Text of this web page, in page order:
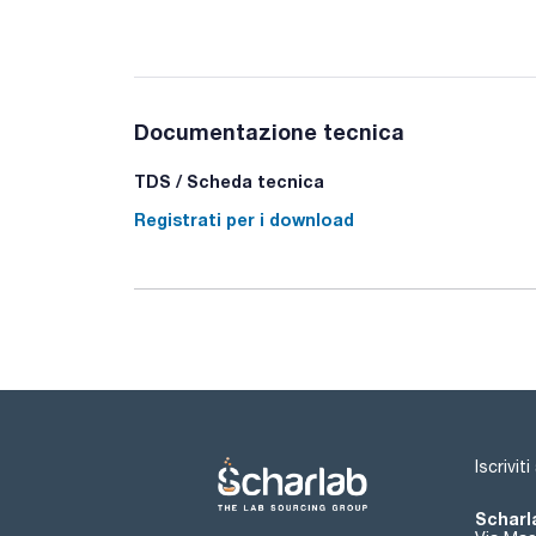
Documentazione tecnica
TDS / Scheda tecnica
Registrati per i download